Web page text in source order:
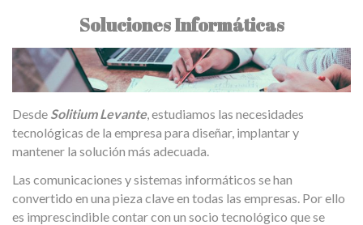
Soluciones Informáticas
Desde Solitium Levante, estudiamos las necesidades
tecnológicas de la empresa para diseñar, implantar y
mantener la solución más adecuada.
Las comunicaciones y sistemas informáticos se han
convertido en una pieza clave en todas las empresas. Por ello
es imprescindible contar con un socio tecnológico que se